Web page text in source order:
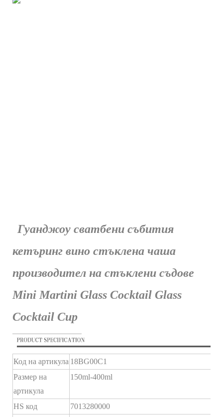
Гуанджоу сватбени събития
кетъринг вино стъклена чаша
производител на стъклени съдове
Mini Martini Glass Cocktail Glass
Cocktail Cup
Код на артикула 18BG00C1
Размер на
артикула
150ml-400ml
HS код
7013280000